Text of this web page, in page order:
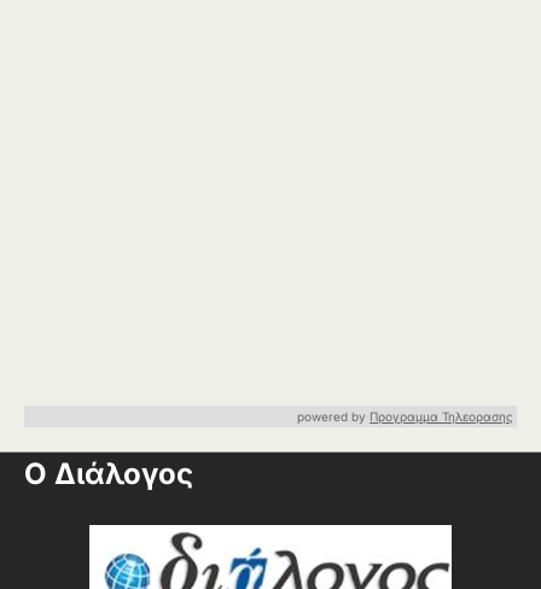
powered by Προγραμμα Τηλεορασης
Ο Διάλογος